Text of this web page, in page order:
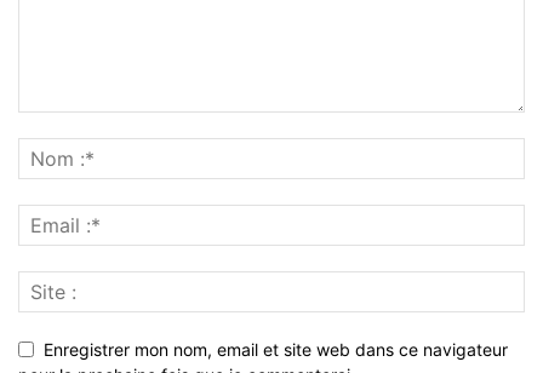
Enregistrer mon nom, email et site web dans ce navigateur